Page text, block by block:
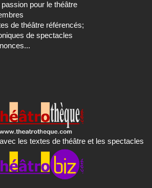
pour le théâtre
de théâtre référencés;
de spectacles
les textes de théâtre et les spectacles